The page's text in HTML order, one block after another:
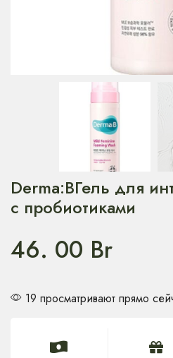
Derma:BГель для
с пробиотиками
46. 00 Br
19 просматривают прямо